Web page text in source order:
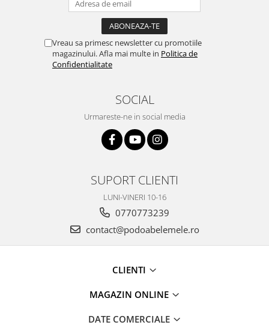
Vreau sa primesc newsletter cu promotiile
magazinului. Afla mai multe in Politica de
Confidentialitate
SOCIAL
Urmareste-ne in social media
SUPORT CLIENTI
LUNI-VINERI 10-16
0770773239
contact@podoabelemele.ro
CLIENTI
MAGAZIN ONLINE
DATE COMERCIALE